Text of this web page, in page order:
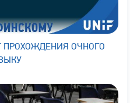
ОЧНОГО